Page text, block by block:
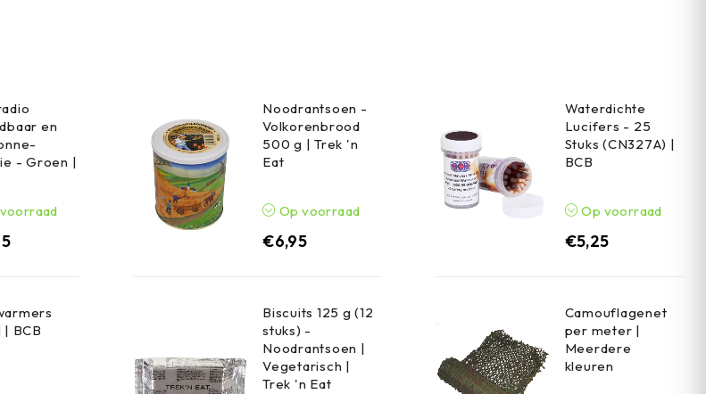
en
- Groen |
Noodrantsoen -
Volkorenbrood
500 g | Trek 'n
Eat
Op voorraad
€6,95
Waterdichte
Lucifers - 25
Stuks (CN327A) |
BCB
Op voorraad
€5,25
| BCB
Biscuits 125 g (12
stuks) -
Noodrantsoen |
Vegetarisch |
Trek 'n Eat
Camouflagenet
per meter |
Meerdere
kleuren